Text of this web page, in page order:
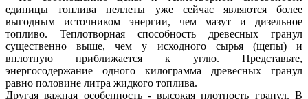
единицы топлива пеллеты уже сейчас являются более
выгодным источником энергии, чем мазут и дизельное
топливо. Теплотворная способность древесных гранул
существенно выше, чем у исходного сырья (щепы) и
вплотную приближается к углю. Представьте,
энергосодержание одного килограмма древесных гранул
равно половине литра жидкого топлива.
Другая важная особенность - высокая плотность гранул. В